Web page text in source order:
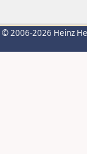
© 2006-2026 Heinz